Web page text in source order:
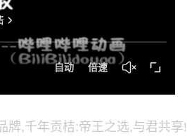
牌,千年贡桔:帝王之选,与君共